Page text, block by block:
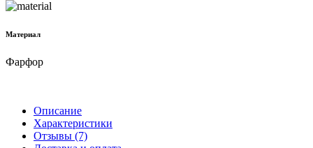
Материал
Фарфор
Описание
Характеристики
Отзывы (7)